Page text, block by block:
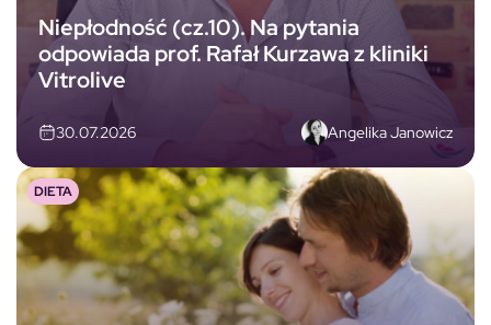
Niepłodność (cz.10). Na pytania
odpowiada prof. Rafał Kurzawa z kliniki
Vitrolive
30.07.2026 Angelika Janowicz
DIETA